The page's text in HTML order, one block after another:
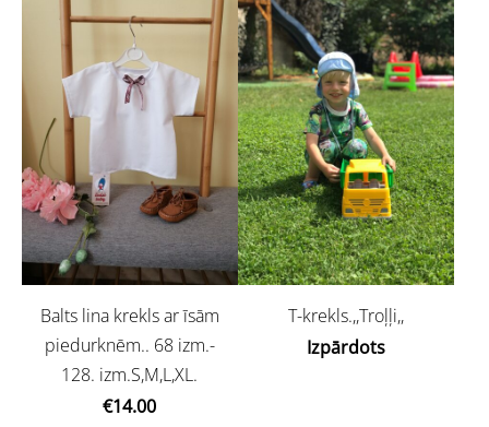
Balts lina krekls ar īsām
piedurknēm.. 68 izm.-
128. izm.S,M,L,XL.
€14.00
T-krekls.,,Troļļi,,
Izpārdots